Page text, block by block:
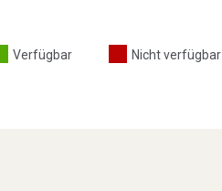
Verfügbar Nicht verfügbar